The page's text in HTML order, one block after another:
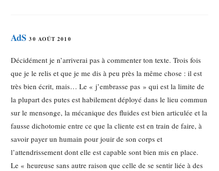
AdS 30 AOÛT 2010
Décidément je n’arriverai pas à commenter ton texte. Trois fois
que je le relis et que je me dis à peu près la même chose : il est
très bien écrit, mais… Le « j’embrasse pas » qui est la limite de
la plupart des putes est habilement déployé dans le lieu commun
sur le mensonge, la mécanique des fluides est bien articulée et la
fausse dichotomie entre ce que la cliente est en train de faire, à
savoir payer un humain pour jouir de son corps et
l’attendrissement dont elle est capable sont bien mis en place.
Le « heureuse sans autre raison que celle de se sentir liée à des